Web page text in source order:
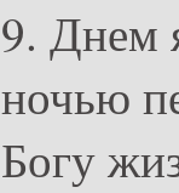
9. Днем
ночью
Богу